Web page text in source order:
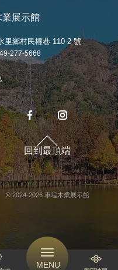
業展示館
里鄉村民權巷 110-2 號
277-5668
回到最頂端
© 2024-2026 車埕木業展示館